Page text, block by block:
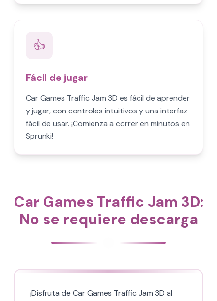
👍
Fácil de jugar
Car Games Traffic Jam 3D es fácil de aprender
y jugar, con controles intuitivos y una interfaz
fácil de usar. ¡Comienza a correr en minutos en
Sprunki!
Car Games Traffic Jam 3D:
No se requiere descarga
¡Disfruta de Car Games Traffic Jam 3D al